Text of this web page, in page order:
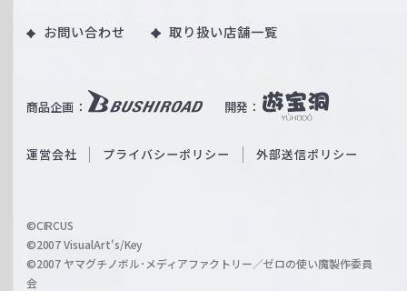
W
ß
c
a
r
z
商品企画： 開発：
u
b
O
i
お問い合わせ 取り扱い店舗一覧
運営会社 プライバシーポリシー 外部送信ポリシー
©CIRCUS
©2007 VisualArt's/Key
©2007 ヤマグチノボル･メディアファクトリー／ゼロの使い魔製作委員
会